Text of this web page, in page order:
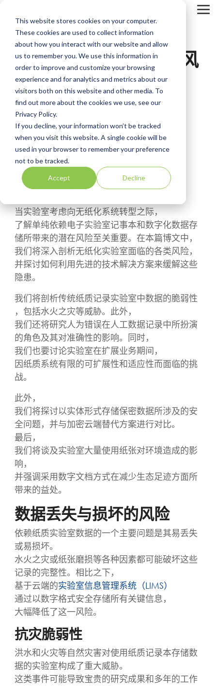
This website stores cookies on your computer.
These cookies are used to collect information
about how you interact with our website and allow
us to remember you. We use this information in
order to improve and customize your browsing
experience and for analytics and metrics about our
visitors both on this website and other media. To
find out more about the cookies we use, see our
Privacy Policy.
If you decline, your information won’t be tracked
when you visit this website. A single cookie will be
used in your browser to remember your preference
not to be tracked.
Accept Decline
T
化解无纸化实验室的风
险：综合性指南
LabWare
Laboratory Management
纸质实验室数据的八大风险
当实验室考虑向无纸化系统转型之际，
了解单纯依赖电子实验室记事本和数字化数据存
储所带来的潜在风险至关重要。在本篇博文中，
我们将深入剖析无纸化实验室面临的各类风险，
并探讨如何利用先进的技术解决方案来缓解这些
隐患。
我们将剖析传统纸质记录实验室中数据的脆弱性
，包括水火之灾等威胁。此外，
我们还将研究人为错误在人工数据记录中所扮演
的角色及其对准确性的影响。同时，
我们也要讨论实验室在扩展业务期间，
因纸质系统有限的可扩展性和适应性而面临的挑
战。
此外，
我们将探讨以实体形式存储保密数据所涉及的安
全问题，并与加密云端替代方案进行对比。
最后，
我们将谈及实验室大量使用纸张对环境造成的影
响，
并强调采用数字文档方式在减少生态足迹方面所
带来的益处。
数据丢失与损坏的风险
依赖纸质实验室数据的一个主要问题是其易丢失
或易损坏。
水火之灾或纸张磨损等各种因素都可能破坏这些
记录的完整性。相比之下，
基于云端的实验室信息管理系统（LIMS）
通过以数字格式安全存储所有关键信息，
大幅降低了这一风险。
抗灾脆弱性
洪水和火灾等自然灾害对使用纸质记录本存储数
据的实验室构成了重大威胁。
这类事件可能导致宝贵的研究成果和多年的工作